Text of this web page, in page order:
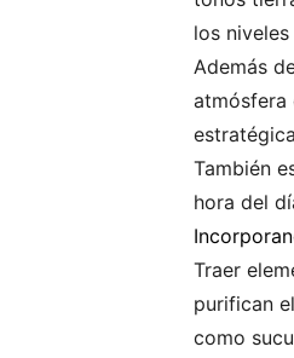
los
Además
atmósfera
También
hora del
Traer
purifican
como